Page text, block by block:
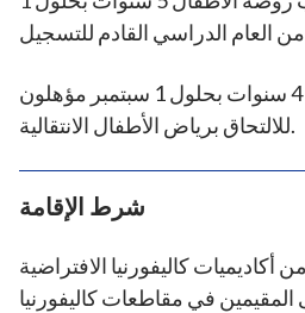
الطلاب الذين يبلغون 4 سنوات بحلول 1 سبتمبر مؤهلون
للالتحاق برياض الأطفال الانتقالية.
شرط الإقامة
أكاديميات كاليفورنيا الافتراضية
في مقاطعات كاليفورنيا